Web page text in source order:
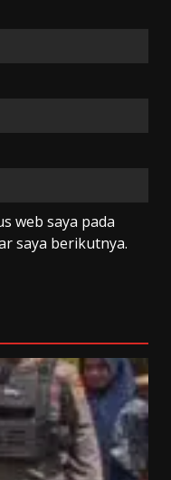
web saya pada
saya berikutnya.